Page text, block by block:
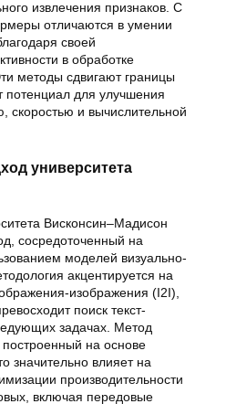
извлечения признаков. С
отличаются в умении
своей
в обработке
методы сдвигают границы
потенциал для улучшения
скоростью и вычислительной
университета
Висконсин–Мадисон
сосредоточенный на
моделей визуально-
акцентируется на
изображения (I2I),
поиск текст-
задачах. Метод
на основе
значительно влияет на
производительности
включая передовые